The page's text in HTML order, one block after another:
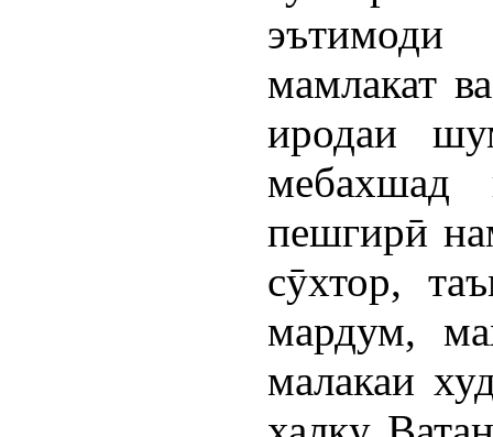
мамлакат
иродаи
пешгирӣ
сӯхтор,
мардум,
малакаи